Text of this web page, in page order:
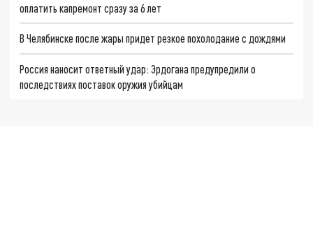
оплатить капремонт сразу за 6 лет
В Челябинске после жары придет резкое похолодание с дождями
Россия наносит ответный удар: Эрдогана предупредили о
последствиях поставок оружия убийцам